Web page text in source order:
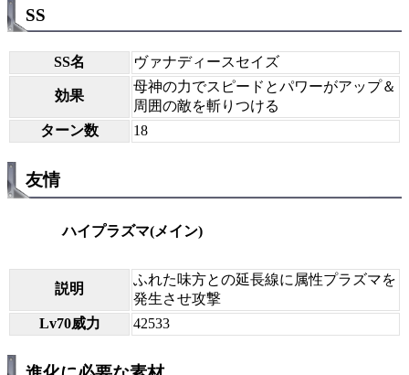
SS
SS名 ヴァナディースセイズ
効果
母神の力でスピードとパワーがアップ＆
周囲の敵を斬りつける
ターン数
18
友情
ハイプラズマ(メイン)
説明
ふれた味方との延長線に属性プラズマを
発生させ攻撃
Lv70威力
42533